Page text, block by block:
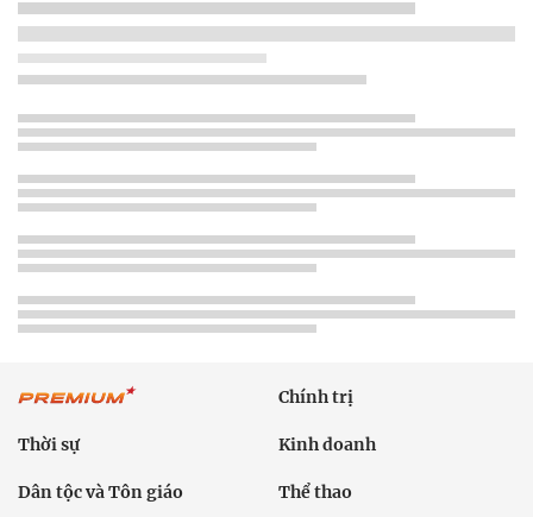
Chính trị
Thời sự Kinh doanh
Dân tộc và Tôn giáo Thể thao